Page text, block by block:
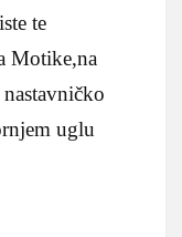
te
Motike,na
uglu